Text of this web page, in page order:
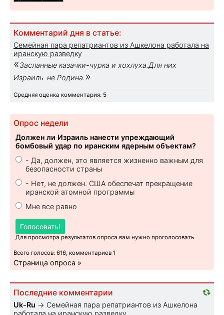
Комментарий дня в статье:
Семейная пара репатриантов из Ашкелона работала на
иранскую разведку
«Засланные казачки-чурка и хохлуха.Для них
Израиль-не Родина. »
Средняя оценка комментария: 5
Опрос недели
Должен ли Израиль нанести упреждающий
бомбовый удар по иранским ядерным объектам?
- Да, должен, это является жизненно важным для
безопасности страны
- Нет, не должен. США обеспечат прекращение
иранской атомной программы
Мне все равно
Голосовать!
Для просмотра результатов опроса вам нужно проголосовать
Всего голосов: 616, комментариев 1
Страница опроса »
Последние комментарии
Uk-Ru → Семейная пара репатриантов из Ашкелона
работала на иранскую разведку